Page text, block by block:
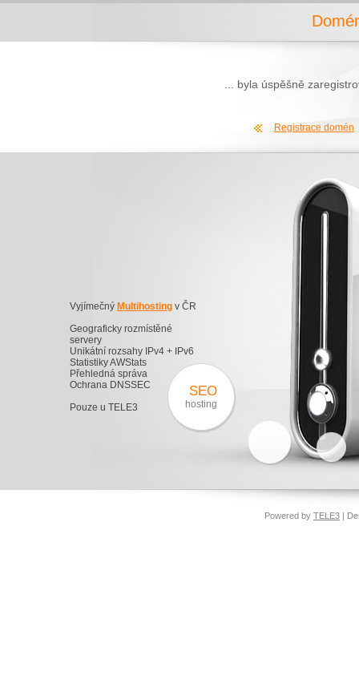
... byla úspěšně
Registrace domén
Vyjímečný Multihosting v ČR
Geograficky rozmístěné
servery
Unikátní rozsahy IPv4 + IPv6
Statistiky AWStats
Přehledná správa
Ochrana DNSSEC
Pouze u TELE3
SEO
hosting
Powered by TELE3 |